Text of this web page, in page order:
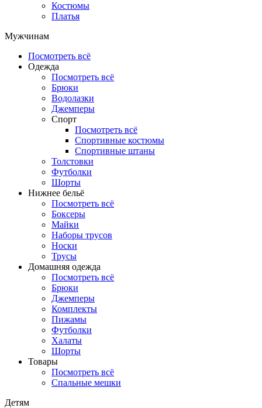
Костюмы
Платья
Мужчинам
Посмотреть всё
Одежда
Посмотреть всё
Брюки
Водолазки
Джемперы
Спорт
Посмотреть всё
Спортивные костюмы
Спортивные штаны
Толстовки
Футболки
Шорты
Нижнее бельё
Посмотреть всё
Боксеры
Майки
Наборы трусов
Носки
Трусы
Домашняя одежда
Посмотреть всё
Брюки
Джемперы
Комплекты
Пижамы
Футболки
Халаты
Шорты
Товары
Посмотреть всё
Спальные мешки
Детям